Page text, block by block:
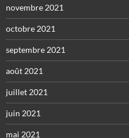
novembre 2021
octobre 2021
septembre 2021
août 2021
juillet 2021
juin 2021
mai 2021